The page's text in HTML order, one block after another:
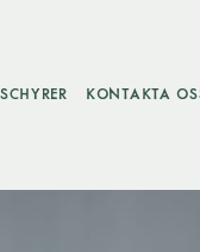
KONTAKTA